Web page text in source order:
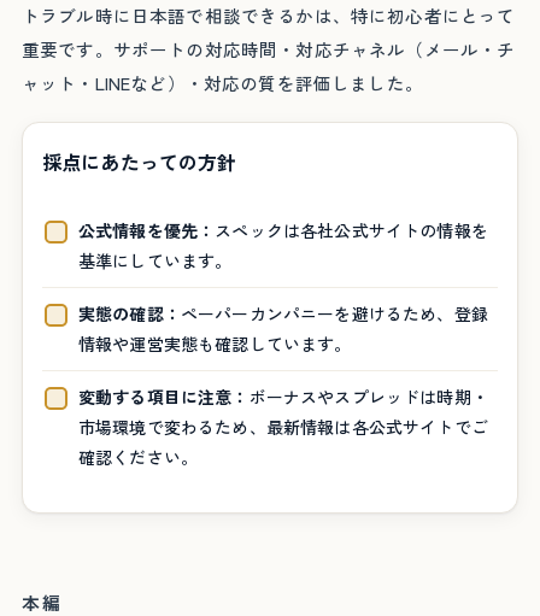
トラブル時に日本語で相談できるかは、特に初心者にとって
重要です。サポートの対応時間・対応チャネル（メール・チ
ャット・LINEなど）・対応の質を評価しました。
採点にあたっての方針
公式情報を優先： スペックは各社公式サイトの情報を
基準にしています。
実態の確認： ペーパーカンパニーを避けるため、登録
情報や運営実態も確認しています。
変動する項目に注意： ボーナスやスプレッドは時期・
市場環境で変わるため、最新情報は各公式サイトでご
確認ください。
本編